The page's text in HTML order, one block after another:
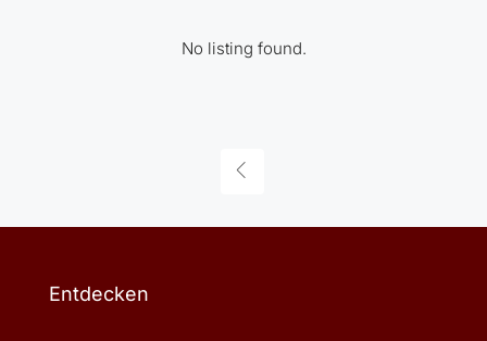
No listing found.
Entdecken